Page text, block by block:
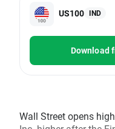
US100 IND
Download
Wall Street opens